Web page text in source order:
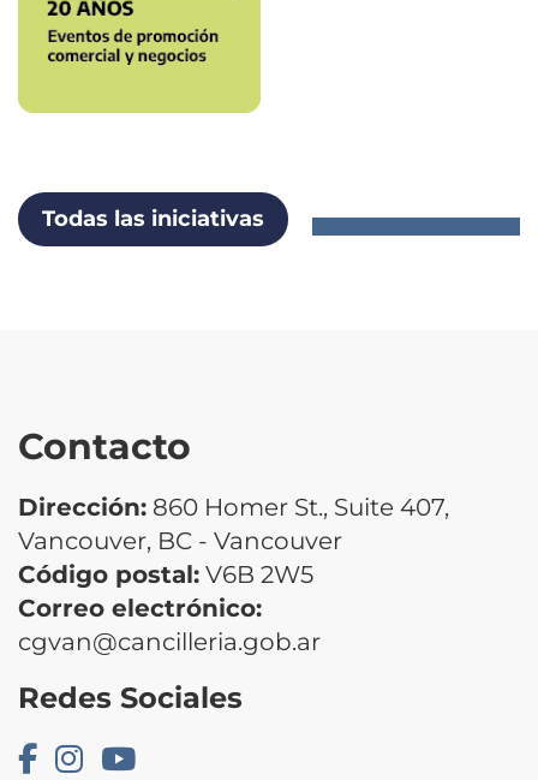
Todas las iniciativas
Contacto
Dirección: 860 Homer St., Suite 407,
Vancouver, BC - Vancouver
Código postal: V6B 2W5
Correo electrónico:
cgvan@cancilleria.gob.ar
Redes Sociales